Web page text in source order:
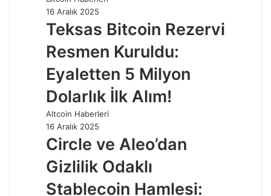
16 Aralık 2025
Teksas Bitcoin Rezervi
Resmen Kuruldu:
Eyaletten 5 Milyon
Dolarlık İlk Alım!
Altcoin Haberleri
16 Aralık 2025
Circle ve Aleo’dan
Gizlilik Odaklı
Stablecoin Hamlesi: